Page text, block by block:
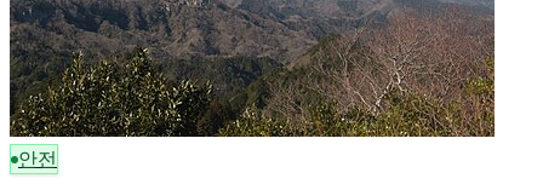
안전